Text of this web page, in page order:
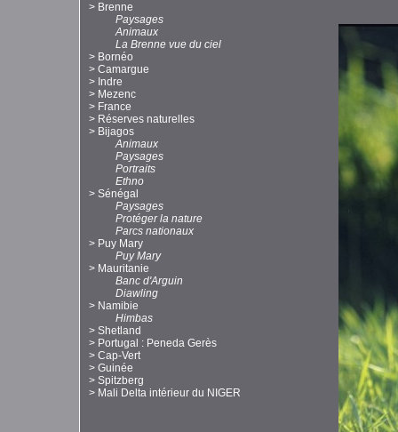
> Brenne
Paysages
Animaux
La Brenne vue du ciel
> Bornéo
> Camargue
> Indre
> Mezenc
> France
> Réserves naturelles
> Bijagos
Animaux
Paysages
Portraits
Ethno
> Sénégal
Paysages
Protéger la nature
Parcs nationaux
> Puy Mary
Puy Mary
> Mauritanie
Banc d'Arguin
Diawling
> Namibie
Himbas
> Shetland
> Portugal : Peneda Gerès
> Cap-Vert
> Guinée
> Spitzberg
> Mali Delta intérieur du NIGER